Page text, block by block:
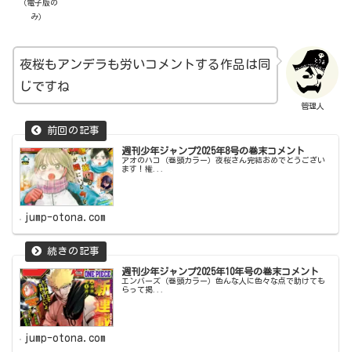
（電子版の
み）
管理人
夜桜もアンデラも労いコメントする作品は同
じですね
週刊少年ジャンプ2025年8号の巻末コメント
アオのハコ（巻頭カラー）夜桜さん完結おめでとうござい
ます！権...
jump-otona.com
週刊少年ジャンプ2025年10年号の巻末コメント
エンバーズ（巻頭カラー）色んな人に色々な点で助けても
らって掲...
jump-otona.com